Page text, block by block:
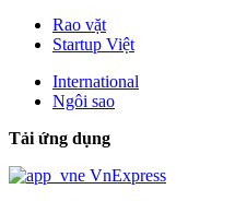
Rao vặt
Startup Việt
International
Ngôi sao
Tải ứng dụng
VnExpress